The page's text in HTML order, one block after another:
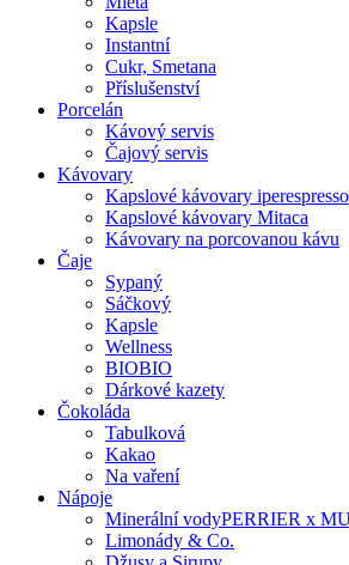
Kapsle
Instantní
Cukr, Smetana
Příslušenství
Porcelán
Kávový servis
Čajový servis
Kávovary
Kapslové kávovary iperespresso
Kapslové kávovary Mitaca
Kávovary na porcovanou kávu
Čaje
Sypaný
Sáčkový
Kapsle
Wellness
BIOBIO
Dárkové kazety
Čokoláda
Tabulková
Kakao
Na vaření
Nápoje
Minerální vodyPERRIER x
Limonády & Co.